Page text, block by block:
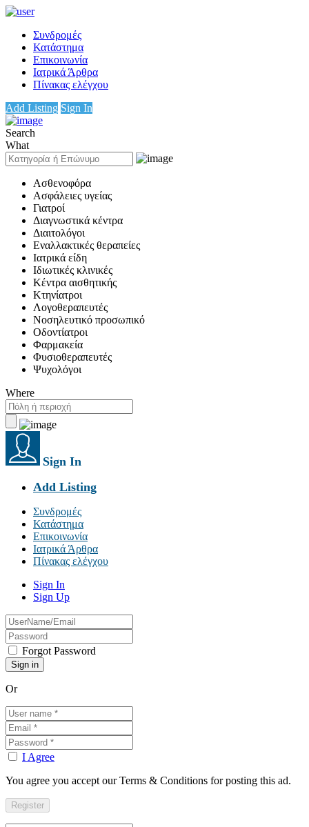
Συνδρομές
Κατάστημα
Επικοινωνία
Ιατρικά Άρθρα
Πίνακας ελέγχου
Add Listing Sign In
Search
What
Ασθενοφόρα
Ασφάλειες υγείας
Γιατροί
Διαγνωστικά κέντρα
Διαιτολόγοι
Εναλλακτικές θεραπείες
Ιατρικά είδη
Ιδιωτικές κλινικές
Κέντρα αισθητικής
Κτηνίατροι
Λογοθεραπευτές
Νοσηλευτικό προσωπικό
Οδοντίατροι
Φαρμακεία
Φυσιοθεραπευτές
Ψυχολόγοι
Where
Sign In
Add Listing
Συνδρομές
Κατάστημα
Επικοινωνία
Ιατρικά Άρθρα
Πίνακας ελέγχου
Sign In
Sign Up
Forgot Password
Or
I Agree
You agree you accept our Terms & Conditions for posting this ad.